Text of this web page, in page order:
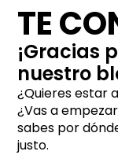
TE
¡Gracias
nuestro
¿Quieres estar
¿Vas a
sabes por
justo.